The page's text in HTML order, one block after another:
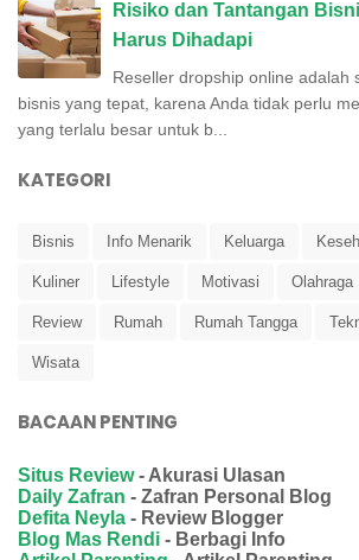
Risiko dan Tantangan
Harus Dihadapi
Reseller dropship online adalah
bisnis yang tepat, karena Anda tidak perlu
yang terlalu besar untuk b...
KATEGORI
Bisnis Info Menarik Keluarga
Kuliner Lifestyle Motivasi Olahraga
Review Rumah Rumah Tangga
Wisata
BACAAN PENTING
Situs Review- Akurasi Ulasan
Daily Zafran - Zafran Personal Blog
Defita Neyla - Review Blogger
Blog Mas Rendi - Berbagi Info